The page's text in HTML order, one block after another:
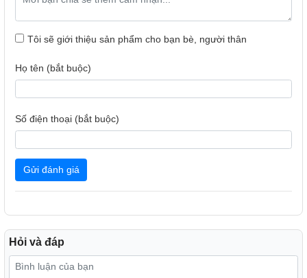
Tôi sẽ giới thiệu sản phẩm cho bạn bè, người thân
Họ tên (bắt buộc)
Số điện thoại (bắt buộc)
Gửi đánh giá
Hỏi và đáp